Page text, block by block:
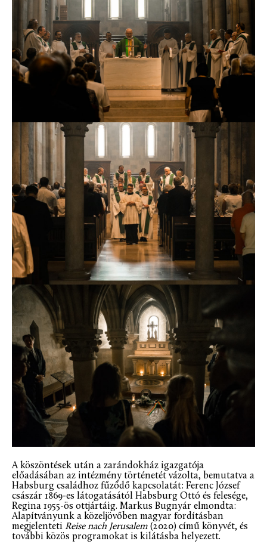
A köszöntések után a zarándokház igazgatója
előadásában az intézmény történetét vázolta, bemutatva a
Habsburg családhoz fűződő kapcsolatát: Ferenc József
császár 1869-es látogatásától Habsburg Ottó és felesége,
Regina 1955-ös ottjártáig. Markus Bugnyár elmondta:
Alapítványunk a közeljövőben magyar fordításban
megjelenteti Reise nach Jerusalem (2020) című könyvét, és
további közös programokat is kilátásba helyezett.